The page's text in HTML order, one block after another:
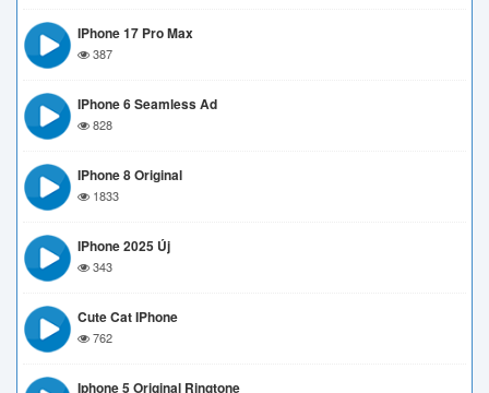
IPhone 17 Pro Max
387
IPhone 6 Seamless Ad
828
IPhone 8 Original
1833
IPhone 2025 Új
343
Cute Cat IPhone
762
Iphone 5 Original Ringtone